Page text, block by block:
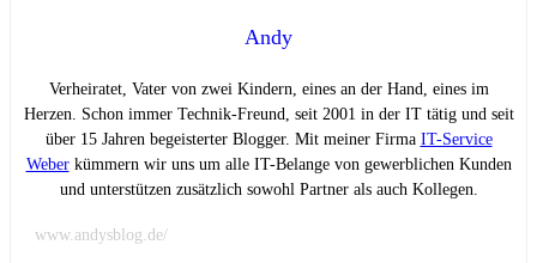
Andy
Verheiratet, Vater von zwei Kindern, eines an der Hand, eines im
Herzen. Schon immer Technik-Freund, seit 2001 in der IT tätig und seit
über 15 Jahren begeisterter Blogger. Mit meiner Firma IT-Service
Weberkümmern wir uns um alle IT-Belange von gewerblichen Kunden
und unterstützen zusätzlich sowohl Partner als auch Kollegen.
www.andysblog.de/